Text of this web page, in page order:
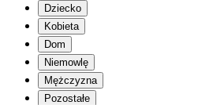
Dziecko
Kobieta
Dom
Niemowlę
Mężczyzna
Pozostałe